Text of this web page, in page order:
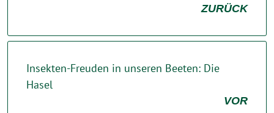
ZURÜCK
Insekten-Freuden in unseren Beeten: Die
Hasel
VOR